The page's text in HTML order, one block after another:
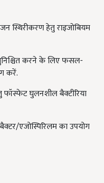
स्थिरीकरण हेतु राइजोबियम
करने के लिए फसल-
करें.
घुलनशील बैक्टीरिया
एजोस्पिरिलम का उपयोग